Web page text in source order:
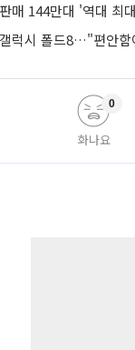
매 144만대 '역대 최
럭시 폴드8…"편안함
화나요
0